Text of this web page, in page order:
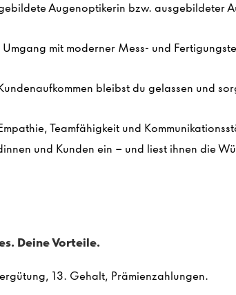
Augenoptikerin bzw. ausgebildeter
Umgang mit moderner Mess- und
bleibst du gelassen und
Teamfähigkeit und
und Kunden ein – und liest ihnen die
Deine Vorteile.
13. Gehalt, Prämienzahlungen.